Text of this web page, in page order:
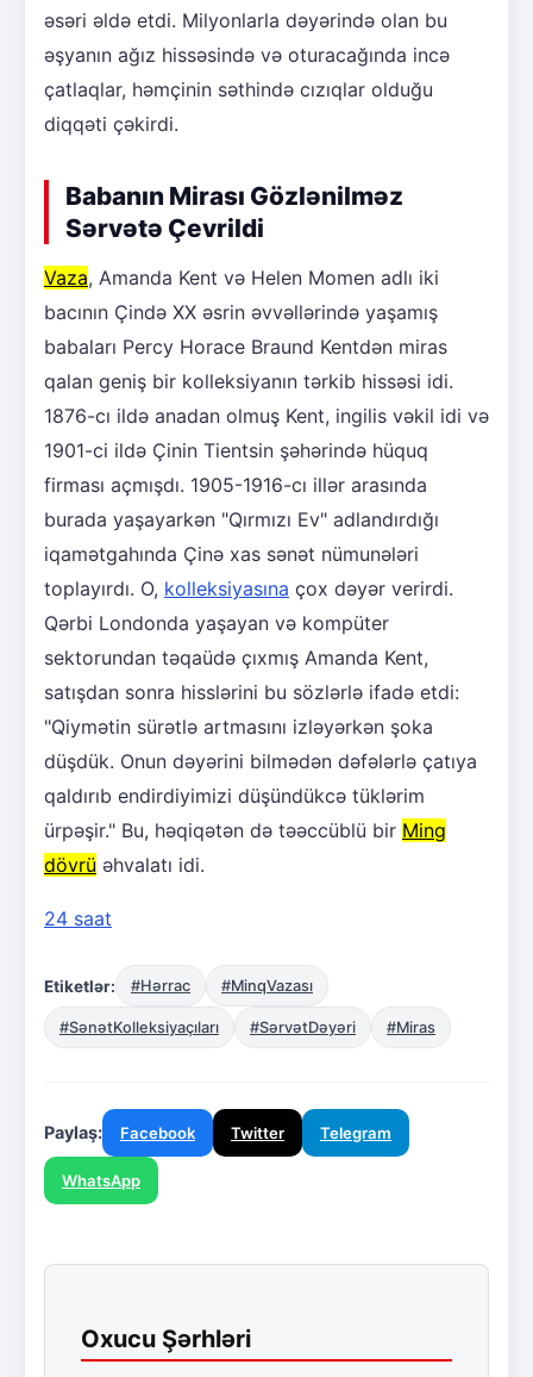
əsəri əldə etdi. Milyonlarla dəyərində olan bu
əşyanın ağız hissəsində və oturacağında incə
çatlaqlar, həmçinin səthində cızıqlar olduğu
diqqəti çəkirdi.
Babanın Mirası Gözlənilməz
Sərvətə Çevrildi
Vaza, Amanda Kent və Helen Momen adlı iki
bacının Çində XX əsrin əvvəllərində yaşamış
babaları Percy Horace Braund Kentdən miras
qalan geniş bir kolleksiyanın tərkib hissəsi idi.
1876-cı ildə anadan olmuş Kent, ingilis vəkil idi və
1901-ci ildə Çinin Tientsin şəhərində hüquq
firması açmışdı. 1905-1916-cı illər arasında
burada yaşayarkən "Qırmızı Ev" adlandırdığı
iqamətgahında Çinə xas sənət nümunələri
toplayırdı. O, kolleksiyasına çox dəyər verirdi.
Qərbi Londonda yaşayan və kompüter
sektorundan təqaüdə çıxmış Amanda Kent,
satışdan sonra hisslərini bu sözlərlə ifadə etdi:
"Qiymətin sürətlə artmasını izləyərkən şoka
düşdük. Onun dəyərini bilmədən dəfələrlə çatıya
qaldırıb endirdiyimizi düşündükcə tüklərim
ürpəşir." Bu, həqiqətən də təəccüblü bir Ming
dövrü əhvalatı idi.
24 saat
Etiketlər: #Hərrac #MinqVazası
#SənətKolleksiyaçıları #SərvətDəyəri #Miras
Paylaş: Facebook Twitter Telegram
WhatsApp
Oxucu Şərhləri